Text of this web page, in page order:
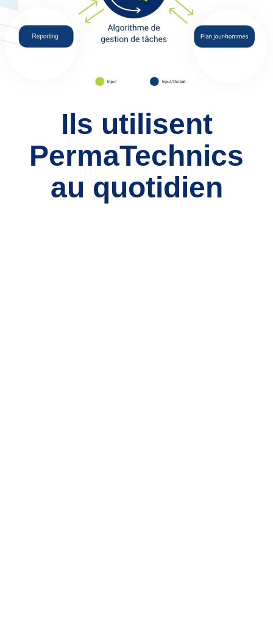
Ils utilisent
PermaTechnics
au quotidien